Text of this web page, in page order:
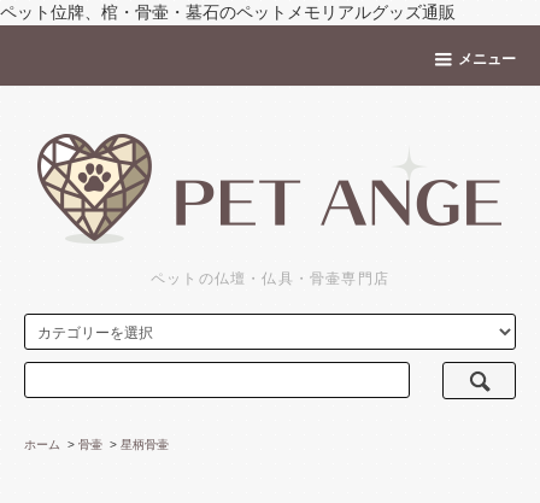
ペット位牌、棺・骨壷・墓石のペットメモリアルグッズ通販
メニュー
ペットの仏壇・仏具・骨壷専門店
ホーム > 骨壷 > 星柄骨壷